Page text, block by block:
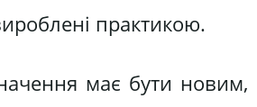
практикою.
має бути новим,